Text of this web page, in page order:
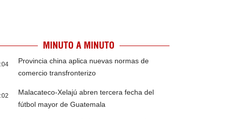
MINUTO A MINUTO
Provincia china aplica nuevas normas de
comercio transfronterizo
Malacateco-Xelajú abren tercera fecha del
fútbol mayor de Guatemala